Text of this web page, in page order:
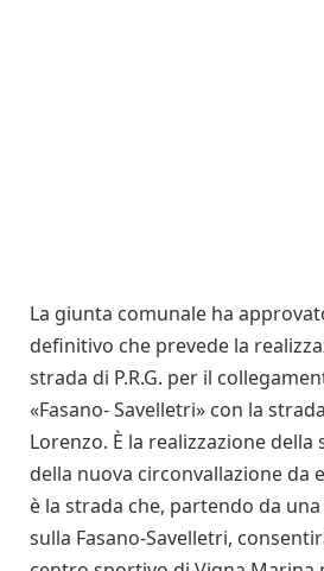
La giunta comunale ha
definitivo che prevede la
strada di P.R.G. per il
«Fasano- Savelletri» con la
Lorenzo. È la realizzazione
della nuova circonvallazione da
è la strada che, partendo da
sulla Fasano-Savelletri,